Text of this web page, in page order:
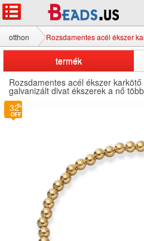
otthon Rozsdamentes acél ékszer
termék
Rozsdamentes acél ékszer
galvanizált divat ékszerek a nő